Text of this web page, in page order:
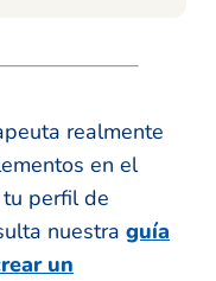
realmente
en el
perfil de
nuestra guía
un